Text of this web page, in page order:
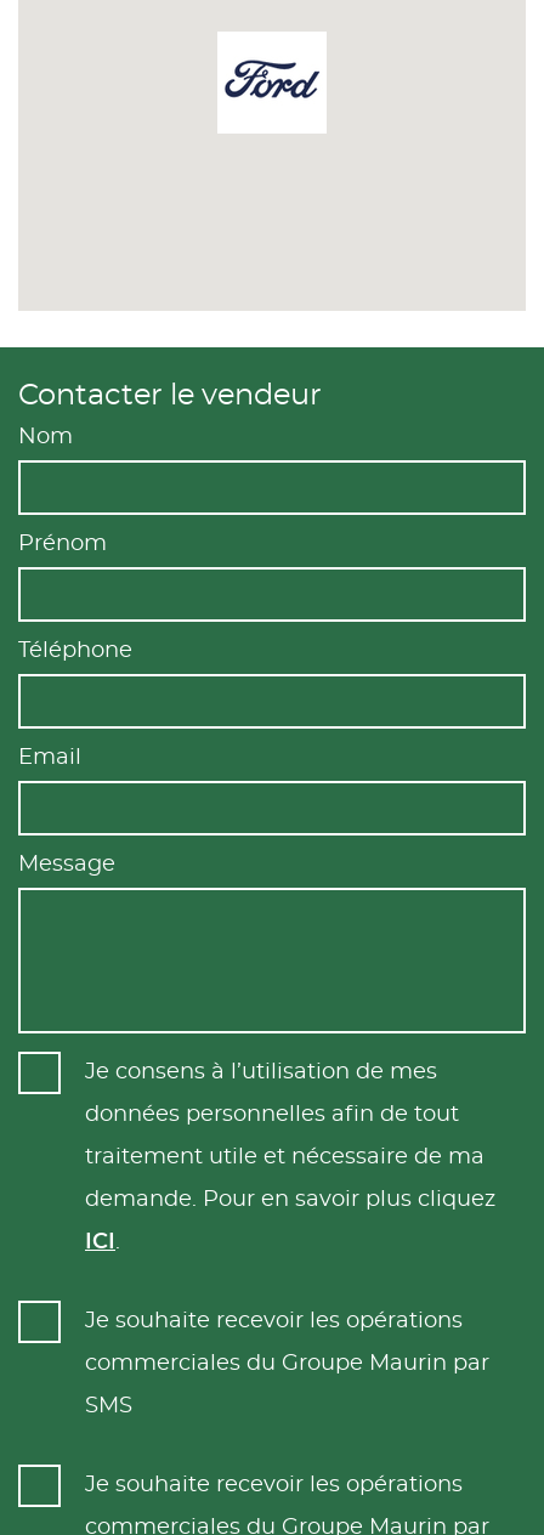
Contacter le vendeur
Nom
Prénom
Téléphone
Email
Message
Je consens à l’utilisation de mes
données personnelles afin de tout
traitement utile et nécessaire de ma
demande. Pour en savoir plus cliquez
ICI .
Je souhaite recevoir les opérations
commerciales du Groupe Maurin par
SMS
Je souhaite recevoir les opérations
commerciales du Groupe Maurin par